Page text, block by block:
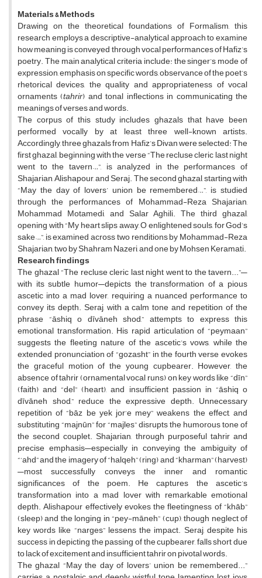
Materials & Methods
Drawing on the theoretical foundations of Formalism, this
research employs a descriptive-analytical approach to examine
how meaning is conveyed through vocal performances of Hafiz’s
poetry. The main analytical criteria include: the singer’s mode of
expression, emphasis on specific words, observance of the poet’s
rhetorical devices, the quality and appropriateness of vocal
ornaments (tahrir) and tonal inflections in communicating the
meanings of verses and words.
The corpus of this study includes ghazals that have been
performed vocally by at least three well-known artists.
Accordingly, three ghazals from Hafiz’s Divan were selected: The
first ghazal, beginning with the verse “The recluse cleric last night
went to the tavern…”, is analyzed in the performances of
Shajarian, Alishapour, and Seraj. The second ghazal, starting with
“May the day of lovers’ union be remembered…”, is studied
through the performances of Mohammad-Reza Shajarian,
Mohammad Motamedi, and Salar Aghili. The third ghazal,
opening with “My heart slips away, O enlightened souls, for God’s
sake…”, is examined across two renditions by Mohammad-Reza
Shajarian, two by Shahram Nazeri, and one by Mohsen Keramati.
Research findings
The ghazal “The recluse cleric last night went to the tavern...”—
with its subtle humor—depicts the transformation of a pious
ascetic into a mad lover, requiring a nuanced performance to
convey its depth. Seraj, with a calm tone and repetition of the
phrase “āshiq o dīvāneh shod,” attempts to express this
emotional transformation. His rapid articulation of “peymaan”
suggests the fleeting nature of the ascetic’s vows, while the
extended pronunciation of “gozasht” in the fourth verse evokes
the graceful motion of the young cupbearer. However, the
absence of tahrir (ornamental vocal runs) on key words like “dīn”
(faith) and “del” (heart), and insufficient passion in “āshiq o
dīvāneh shod,” reduce the expressive depth. Unnecessary
repetition of “bāz be yek jor‘e mey” weakens the effect, and
substituting “majnūn” for “majles” disrupts the humorous tone of
the second couplet. Shajarian, through purposeful tahrir and
precise emphasis—especially in conveying the ambiguity of
“‘ahd” and the imagery of “halqeh” (ring) and “kharman” (harvest)
—most successfully conveys the inner and romantic
significances of the poem. He captures the ascetic’s
transformation into a mad lover with remarkable emotional
depth. Alishapour effectively evokes the fleetingness of “khāb”
(sleep) and the longing in “pey-māneh” (cup), though neglect of
key words like “narges” lessens the impact. Seraj, despite his
success in depicting the passing of the cupbearer, falls short due
to lack of excitement and insufficient tahrir on pivotal words.
The ghazal “May the day of lovers’ union be remembered...”